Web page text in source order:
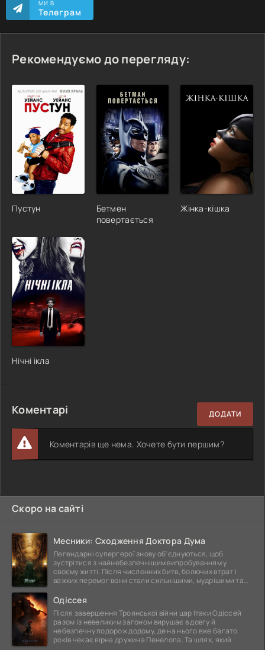
МИ В
Телеграм
Рекомендуємо до перегляду:
Пустун
Бетмен
повертається
Жінка-кішка
Нічні ікла
Коментарі ДОДАТИ
Коментарів ще нема. Хочете бути першим?
Скоро на сайті
Месники: Сходження Доктора Дума
Легендарні супергерої знову об'єднуються, щоб
зустрітися з найнебезпечнішим випробуванням у
своєму житті. Після численних битв, болючих втрат і
важких перемог вони стали сильнішими, мудрішими та
Одіссея
Після завершення Троянської війни цар Ітаки Одіссей
разом із невеликим загоном вирушає в довгу й
небезпечну подорож додому, де на нього вже багато
років чекає вірна дружина Пенелопа. Та шлях, який